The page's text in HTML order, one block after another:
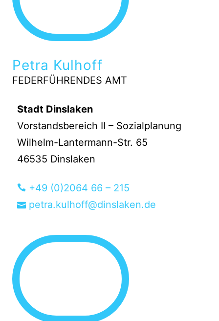
Petra Kulhoff
FEDERFÜHRENDES AMT
Stadt Dinslaken
Vorstandsbereich II – Sozialplanung
Wilhelm-Lantermann-Str. 65
46535 Dinslaken
+49 (0)2064 66 – 215
petra.kulhoff@dinslaken.de